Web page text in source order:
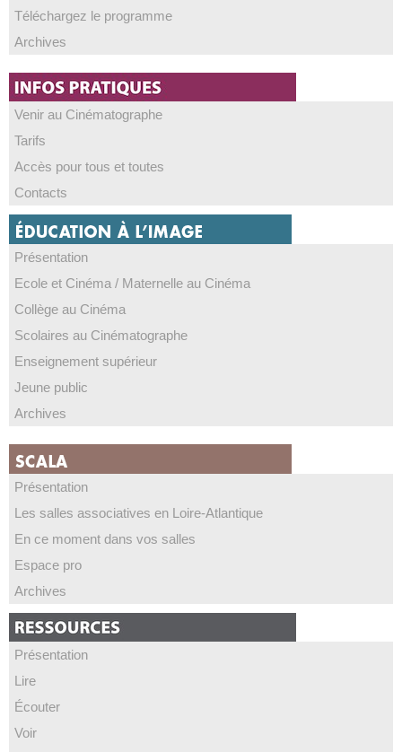
Téléchargez le programme
Archives
Venir au Cinématographe
Tarifs
Accès pour tous et toutes
Contacts
Présentation
Ecole et Cinéma / Maternelle au Cinéma
Collège au Cinéma
Scolaires au Cinématographe
Enseignement supérieur
Jeune public
Archives
Présentation
Les salles associatives en Loire-Atlantique
En ce moment dans vos salles
Espace pro
Archives
Présentation
Lire
Écouter
Voir